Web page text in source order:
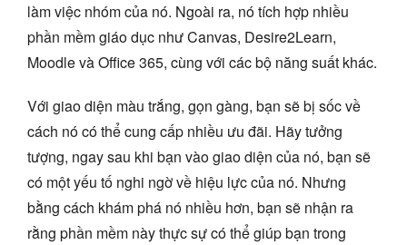
làm việc nhóm của nó. Ngoài ra, nó tích hợp nhiều
phần mềm giáo dục như Canvas, Desire2Learn,
Moodle và Office 365, cùng với các bộ năng suất khác.
Với giao diện màu trắng, gọn gàng, bạn sẽ bị sốc về
cách nó có thể cung cấp nhiều ưu đãi. Hãy tưởng
tượng, ngay sau khi bạn vào giao diện của nó, bạn sẽ
có một yếu tố nghi ngờ về hiệu lực của nó. Nhưng
bằng cách khám phá nó nhiều hơn, bạn sẽ nhận ra
rằng phần mềm này thực sự có thể giúp bạn trong